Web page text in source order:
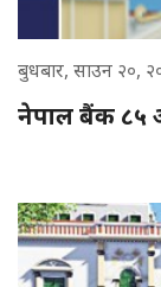
बुधबार, साउन २०,
नेपाल बैंक ८५